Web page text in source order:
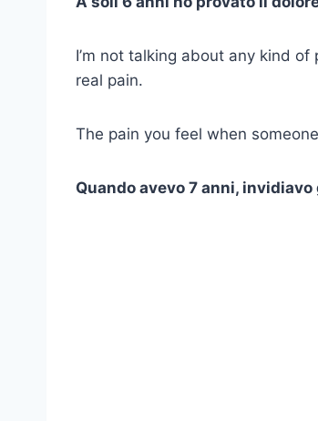
I’m not talking about any kind
real pain.
The pain you feel when
Quando avevo 7 anni,